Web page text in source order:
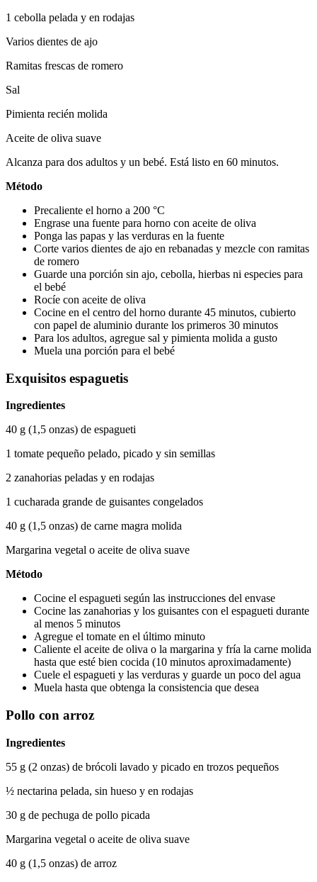
1 cebolla pelada y en rodajas
Varios dientes de ajo
Ramitas frescas de romero
Sal
Pimienta recién molida
Aceite de oliva suave
Alcanza para dos adultos y un bebé. Está listo en 60 minutos.
Método
Precaliente el horno a 200 °C
Engrase una fuente para horno con aceite de oliva
Ponga las papas y las verduras en la fuente
Corte varios dientes de ajo en rebanadas y mezcle con ramitas
de romero
Guarde una porción sin ajo, cebolla, hierbas ni especies para
el bebé
Rocíe con aceite de oliva
Cocine en el centro del horno durante 45 minutos, cubierto
con papel de aluminio durante los primeros 30 minutos
Para los adultos, agregue sal y pimienta molida a gusto
Muela una porción para el bebé
Exquisitos espaguetis
Ingredientes
40 g (1,5 onzas) de espagueti
1 tomate pequeño pelado, picado y sin semillas
2 zanahorias peladas y en rodajas
1 cucharada grande de guisantes congelados
40 g (1,5 onzas) de carne magra molida
Margarina vegetal o aceite de oliva suave
Método
Cocine el espagueti según las instrucciones del envase
Cocine las zanahorias y los guisantes con el espagueti durante
al menos 5 minutos
Agregue el tomate en el último minuto
Caliente el aceite de oliva o la margarina y fría la carne molida
hasta que esté bien cocida (10 minutos aproximadamente)
Cuele el espagueti y las verduras y guarde un poco del agua
Muela hasta que obtenga la consistencia que desea
Pollo con arroz
Ingredientes
55 g (2 onzas) de brócoli lavado y picado en trozos pequeños
½ nectarina pelada, sin hueso y en rodajas
30 g de pechuga de pollo picada
Margarina vegetal o aceite de oliva suave
40 g (1,5 onzas) de arroz